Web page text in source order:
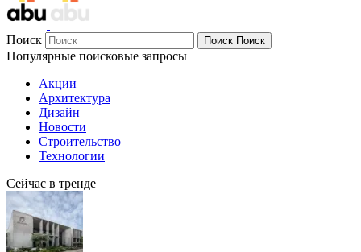
Поиск Поиск Поиск
Популярные поисковые запросы
Акции
Архитектура
Дизайн
Новости
Строительство
Технологии
Сейчас в тренде